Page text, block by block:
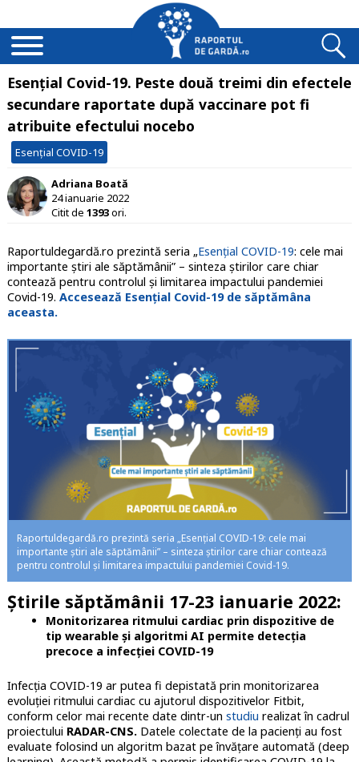
Esențial Covid-19. Peste două treimi din efectele
secundare raportate după vaccinare pot fi
atribuite efectului nocebo
Esențial COVID-19
Adriana Boată
24 ianuarie 2022
Citit de 1393ori.
Raportuldegardă.ro prezintă seria „Esențial COVID-19: cele mai
importante știri ale săptămânii” – sinteza știrilor care chiar
contează pentru controlul și limitarea impactului pandemiei
Covid-19. Accesează Esențial Covid-19 de săptămâna
aceasta.
Raportuldegardă.ro prezintă seria „Esențial COVID-19: cele mai
importante știri ale săptămânii” – sinteza știrilor care chiar contează
pentru controlul și limitarea impactului pandemiei Covid-19.
Știrile săptămânii 17-23 ianuarie 2022:
Monitorizarea ritmului cardiac prin dispozitive de
tip wearable și algoritmi AI permite detecția
precoce a infecției COVID-19
Infecția COVID-19 ar putea fi depistată prin monitorizarea
evoluției ritmului cardiac cu ajutorul dispozitivelor Fitbit,
conform celor mai recente date dintr-un studiu realizat în cadrul
proiectului RADAR-CNS. Datele colectate de la pacienți au fost
evaluate folosind un algoritm bazat pe învățare automată (deep